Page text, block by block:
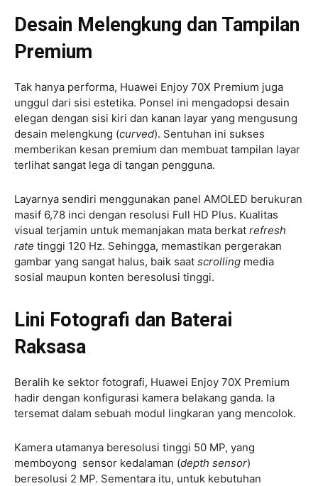
Desain Melengkung dan Tampilan
Premium
Tak hanya performa, Huawei Enjoy 70X Premium juga
unggul dari sisi estetika. Ponsel ini mengadopsi desain
elegan dengan sisi kiri dan kanan layar yang mengusung
desain melengkung (curved). Sentuhan ini sukses
memberikan kesan premium dan membuat tampilan layar
terlihat sangat lega di tangan pengguna.
Layarnya sendiri menggunakan panel AMOLED berukuran
masif 6,78 inci dengan resolusi Full HD Plus. Kualitas
visual terjamin untuk memanjakan mata berkat refresh
rate tinggi 120 Hz. Sehingga, memastikan pergerakan
gambar yang sangat halus, baik saat scrolling media
sosial maupun konten beresolusi tinggi.
Lini Fotografi dan Baterai
Raksasa
Beralih ke sektor fotografi, Huawei Enjoy 70X Premium
hadir dengan konfigurasi kamera belakang ganda. Ia
tersemat dalam sebuah modul lingkaran yang mencolok.
Kamera utamanya beresolusi tinggi 50 MP, yang
memboyong sensor kedalaman (depth sensor)
beresolusi 2 MP. Sementara itu, untuk kebutuhan